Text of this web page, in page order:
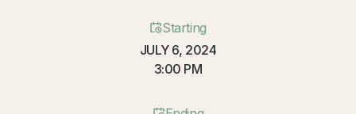
Starting
JULY 6, 2024
3:00 PM